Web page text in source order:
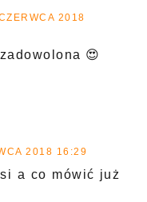
2018
😍
2018 16:29
a co mówić już